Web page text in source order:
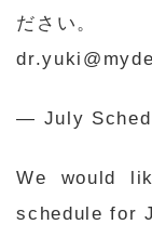
ださい。
— July
We would
schedule for